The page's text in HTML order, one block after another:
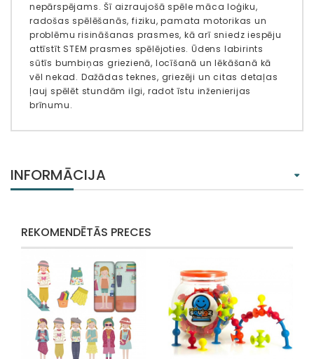
nepārspējams. Šī aizraujošā spēle māca loģiku,
radošas spēlēšanās, fiziku, pamata motorikas un
problēmu risināšanas prasmes, kā arī sniedz iespēju
attīstīt STEM prasmes spēlējoties. Ūdens labirints
sūtīs bumbiņas griezienā, locīšanā un lēkāšanā kā
vēl nekad. Dažādas teknes, griezēji un citas detaļas
ļauj spēlēt stundām ilgi, radot īstu inženierijas
brīnumu.
INFORMĀCIJA
REKOMENDĒTĀS PRECES